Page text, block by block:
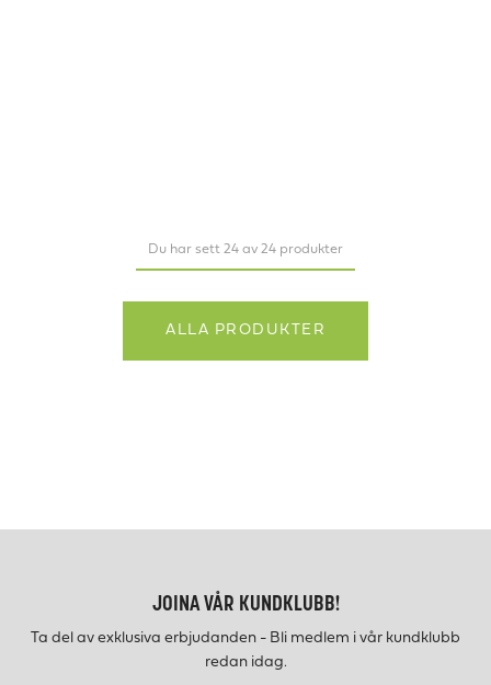
Du har sett 24 av 24 produkter
ALLA PRODUKTER
JOINA VÅR KUNDKLUBB!
Ta del av exklusiva erbjudanden - Bli medlem i vår kundklubb
redan idag.